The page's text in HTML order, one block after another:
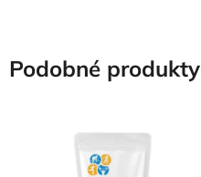
Podobné produkty